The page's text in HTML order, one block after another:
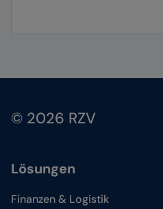
© 2026 RZV
Lösungen
Finanzen & Logistik